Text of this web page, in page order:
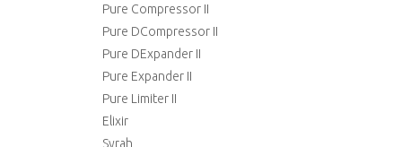
Pure Compressor II
Pure DCompressor II
Pure DExpander II
Pure Expander II
Pure Limiter II
Elixir
Syrah